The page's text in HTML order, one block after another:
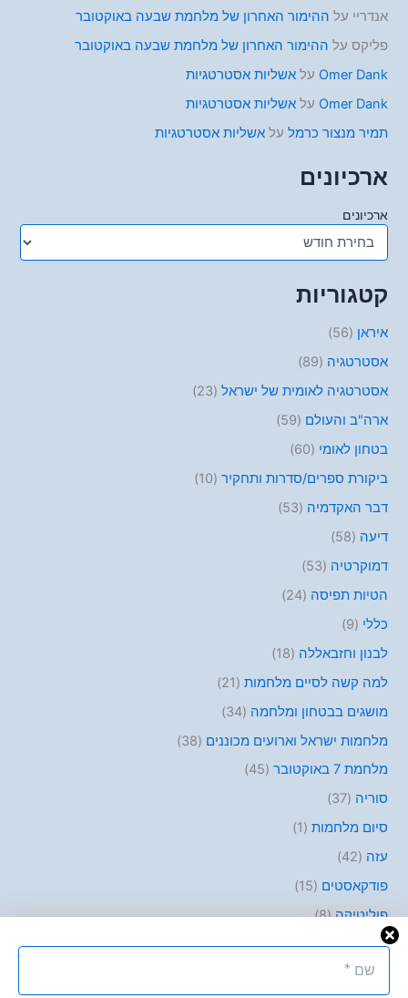
אנדריי על ההימור האחרון של מלחמת שבעה באוקטובר
פליקס על ההימור האחרון של מלחמת שבעה באוקטובר
Omer Dank עלאשליות אסטרטגיות
Omer Dank עלאשליות אסטרטגיות
תמיר מנצור כרמל עלאשליות אסטרטגיות
ארכיונים
ארכיונים
קטגוריות
איראן (56)
אסטרטגיה (89)
אסטרטגיה לאומית של ישראל (23)
ארה"ב והעולם (59)
בטחון לאומי (60)
ביקורת ספרים/סדרות ותחקיר (10)
דבר האקדמיה (53)
דיעה (58)
דמוקרטיה (53)
הטיות תפיסה (24)
כללי (9)
לבנון וחזבאללה (18)
למה קשה לסיים מלחמות (21)
מושגים בבטחון ומלחמה (34)
מלחמות ישראל וארועים מכוננים (38)
מלחמת 7 באוקטובר
(45)
סוריה (37)
סיום מלחמות (1)
עזה (42)
פודקאסטים (15)
פוליטיקה(8)
פלסטינים(10)
קבלת החלטות